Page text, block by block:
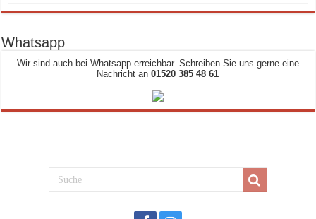
Whatsapp
Wir sind auch bei Whatsapp erreichbar. Schreiben Sie uns gerne eine
Nachricht an01520 385 48 61